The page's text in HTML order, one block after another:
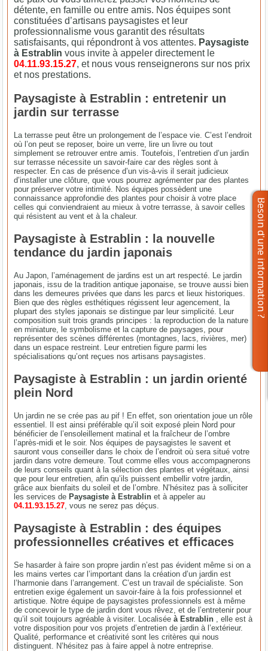
détente, en famille ou entre amis. Nos équipes sont
constituées d’artisans paysagistes et leur
professionnalisme vous garantit des résultats
satisfaisants, qui répondront à vos attentes. Paysagiste
à Estrablinvous invite à appeler directement le
04.11.93.15.27, et nous vous renseignerons sur nos prix
et nos prestations.
Paysagiste à Estrablin : entretenir un
jardin sur terrasse
La terrasse peut être un prolongement de l’espace vie. C’est l’endroit
où l’on peut se reposer, boire un verre, lire un livre ou tout
simplement se retrouver entre amis. Toutefois, l’entretien d’un jardin
sur terrasse nécessite un savoir-faire car des règles sont à
respecter. En cas de présence d’un vis-à-vis il serait judicieux
d’installer une clôture, que vous pourrez agrémenter par des plantes
pour préserver votre intimité. Nos équipes possèdent une
connaissance approfondie des plantes pour choisir à votre place
celles qui conviendraient au mieux à votre terrasse, à savoir celles
qui résistent au vent et à la chaleur.
Paysagiste à Estrablin : la nouvelle
tendance du jardin japonais
Au Japon, l’aménagement de jardins est un art respecté. Le jardin
japonais, issu de la tradition antique japonaise, se trouve aussi bien
dans les demeures privées que dans les parcs et lieux historiques.
Bien que des règles esthétiques régissent leur agencement, la
plupart des styles japonais se distingue par leur simplicité. Leur
composition suit trois grands principes : la reproduction de la nature
en miniature, le symbolisme et la capture de paysages, pour
représenter des scènes différentes (montagnes, lacs, rivières, mer)
dans un espace restreint. Leur entretien figure parmi les
spécialisations qu’ont reçues nos artisans paysagistes.
Paysagiste à Estrablin : un jardin orienté
plein Nord
Un jardin ne se crée pas au pif ! En effet, son orientation joue un rôle
essentiel. Il est ainsi préférable qu’il soit exposé plein Nord pour
bénéficier de l’ensoleillement matinal et la fraîcheur de l’ombre
l’après-midi et le soir. Nos équipes de paysagistes le savent et
sauront vous conseiller dans le choix de l’endroit où sera situé votre
jardin dans votre demeure. Tout comme elles vous accompagnerons
de leurs conseils quant à la sélection des plantes et végétaux, ainsi
que pour leur entretien, afin qu’ils puissent embellir votre jardin,
grâce aux bienfaits du soleil et de l’ombre. N’hésitez pas à solliciter
les services dePaysagiste à Estrablinet à appeler au
04.11.93.15.27 , vous ne serez pas déçus.
Paysagiste à Estrablin : des équipes
professionnelles créatives et efficaces
Se hasarder à faire son propre jardin n’est pas évident même si on a
les mains vertes car l’important dans la création d’un jardin est
l’harmonie dans l’arrangement. C’est un travail de spécialiste. Son
entretien exige également un savoir-faire à la fois professionnel et
artistique. Notre équipe de paysagistes professionnels est à même
de concevoir le type de jardin dont vous rêvez, et de l’entretenir pour
qu’il soit toujours agréable à visiter. Localiséeà Estrablin
, elle est à
votre disposition pour vos projets d’entretien de jardin à l’extérieur.
Qualité, performance et créativité sont les critères qui nous
distinguent. N’hésitez pas à faire appel à notre entreprise.